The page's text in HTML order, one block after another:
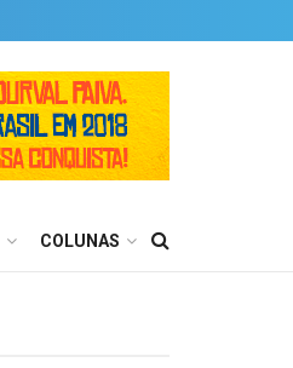
COLUNAS